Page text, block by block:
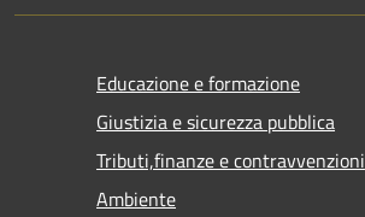
Educazione e formazione
Giustizia e sicurezza pubblica
Tributi,finanze e contravvenzioni
Ambiente